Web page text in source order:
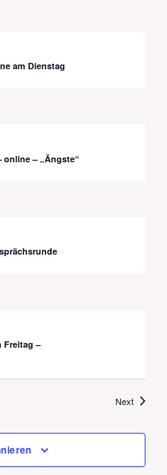
am Dienstag
– „Ängste“
Freitag –
Next